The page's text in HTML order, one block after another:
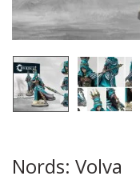
Nords: Volva